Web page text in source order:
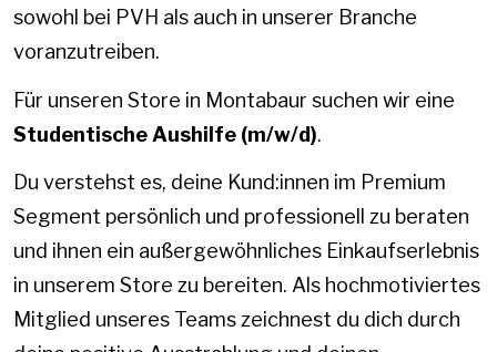
sowohl bei PVH als auch in unserer Branche
voranzutreiben.
Für unseren Store in Montabaur suchen wir eine
Studentische Aushilfe (m/w/d).
Du verstehst es, deine Kund:innen im Premium
Segment persönlich und professionell zu beraten
und ihnen ein außergewöhnliches Einkaufserlebnis
in unserem Store zu bereiten. Als hochmotiviertes
Mitglied unseres Teams zeichnest du dich durch